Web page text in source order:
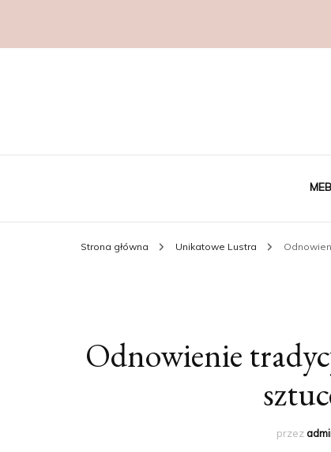
Strona główna Unikatowe Lustra
Odnowienie
przez